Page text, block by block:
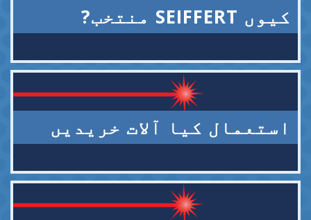
کیوں SEIFFERT منتخب?
استعمال کیا آلات خریدیں